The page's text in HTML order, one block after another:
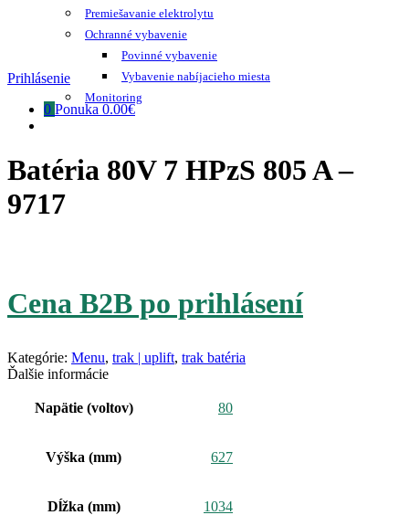
Premiešavanie elektrolytu
Ochranné vybavenie
Povinné vybavenie
Vybavenie nabíjacieho miesta
Monitoring
Prihlásenie
0 Ponuka 0.00€
Batéria 80V 7 HPzS 805 A –
9717
Cena B2B po prihlásení
Kategórie: Menu, trak | uplift, trak batéria
Ďalšie informácie
Napätie (voltov) 80
Výška (mm) 627
Dĺžka (mm) 1034